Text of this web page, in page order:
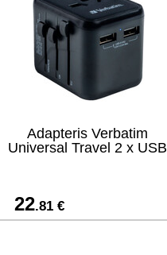
Adapteris Verbatim
Universal Travel 2 x USB
22.81 €